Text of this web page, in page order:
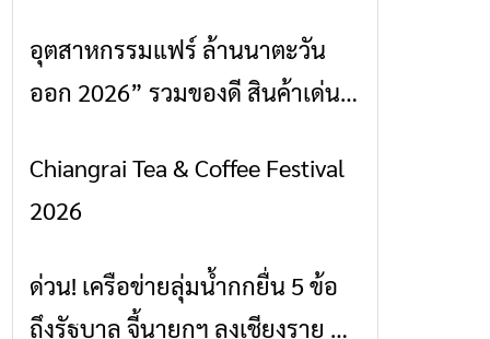
ข่าวเชียงราย
อุตสาหกรรมแฟร์ ล้านนาตะวัน
ออก 2026” รวมของดี สินค้าเด่น
เชียงราย พะเยา แพร่ และน่าน
พร้อมชมคอนเสิร์ตจากศิลปินชื่อ
ข่าวเชียงราย
Chiangrai Tea & Coffee Festival
2026
ข่าวเชียงราย
ด่วน! เครือข่ายลุ่มน้ำกกยื่น 5 ข้อ
ถึงรัฐบาล จี้นายกฯ ลงเชียงราย แก้